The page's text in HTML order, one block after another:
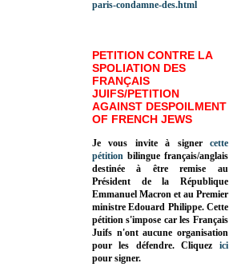
paris-condamne-des.html
PETITION CONTRE LA
SPOLIATION DES
FRANÇAIS
JUIFS/PETITION
AGAINST DESPOILMENT
OF FRENCH JEWS
Je vous invite à signer cette
pétition bilingue français/anglais
destinée à être remise au
Président de la République
Emmanuel Macron et au Premier
ministre Edouard Philippe. Cette
pétition s'impose car les Français
Juifs n'ont aucune organisation
pour les défendre. Cliquez
ici
pour signer.